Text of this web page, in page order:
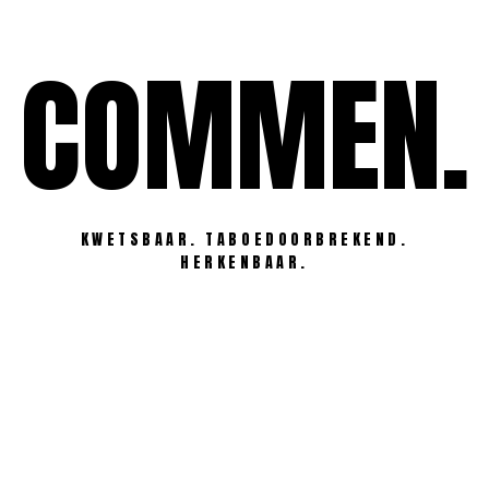
inhoudCOMMEN.
KWETSBAAR. TABOEDOORBREKEND.
HERKENBAAR.